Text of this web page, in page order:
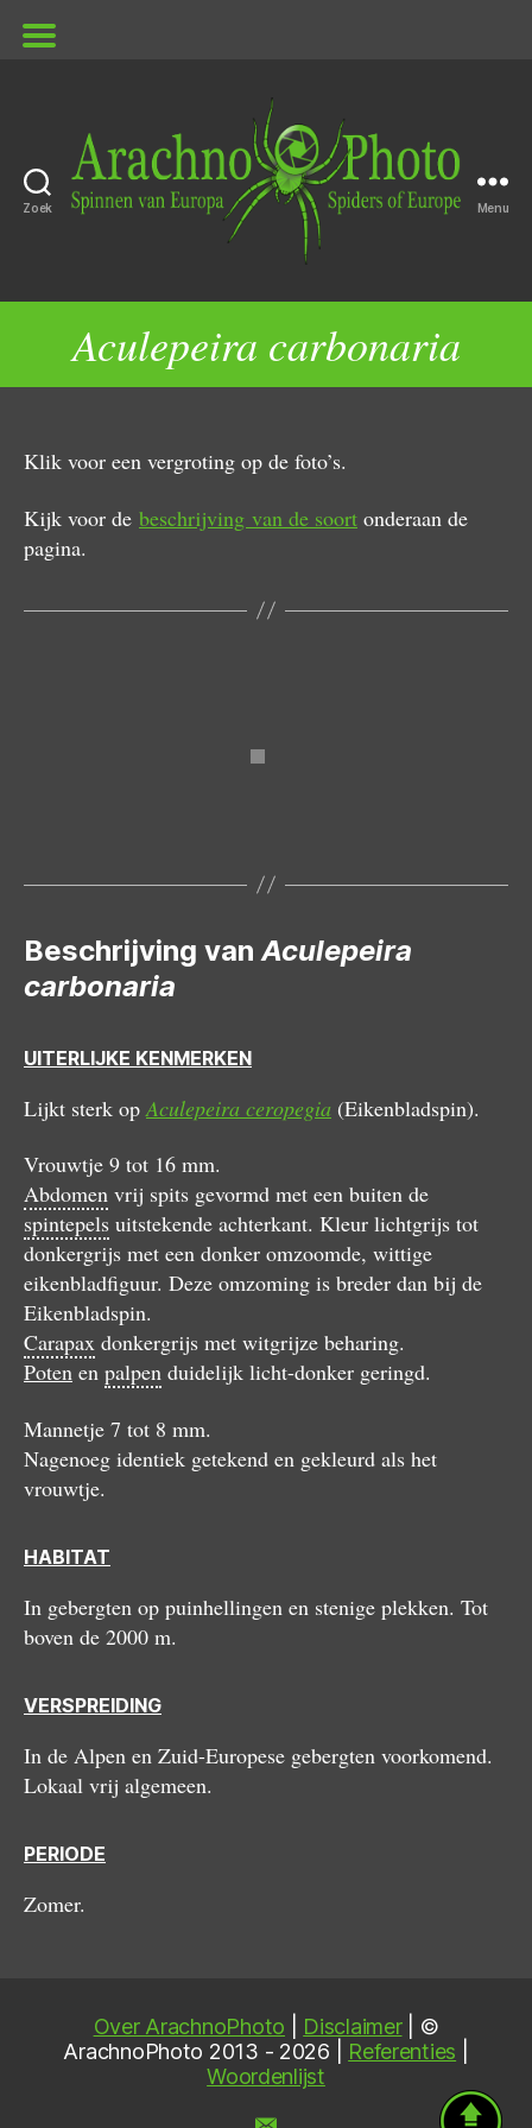
Zoek Menu
Aculepeira carbonaria
Klik voor een vergroting op de foto’s.
Kijk voor de beschrijving van de soort onderaan de
pagina.
Vrouwtje
Beschrijving van Aculepeira
carbonaria
UITERLIJKE KENMERKEN
Lijkt sterk op Aculepeira ceropegia (Eikenbladspin).
Vrouwtje 9 tot 16 mm.
Abdomen vrij spits gevormd met een buiten de
spintepels uitstekende achterkant. Kleur lichtgrijs tot
donkergrijs met een donker omzoomde, wittige
eikenbladfiguur. Deze omzoming is breder dan bij de
Eikenbladspin.
Carapax donkergrijs met witgrijze beharing.
Poten en palpen duidelijk licht-donker geringd.
Mannetje 7 tot 8 mm.
Nagenoeg identiek getekend en gekleurd als het
vrouwtje.
HABITAT
In gebergten op puinhellingen en stenige plekken. Tot
boven de 2000 m.
VERSPREIDING
In de Alpen en Zuid-Europese gebergten voorkomend.
Lokaal vrij algemeen.
PERIODE
Zomer.
Over ArachnoPhoto Disclaimer| ©
ArachnoPhoto 2013 - 2026 | Referenties
Woordenlijst